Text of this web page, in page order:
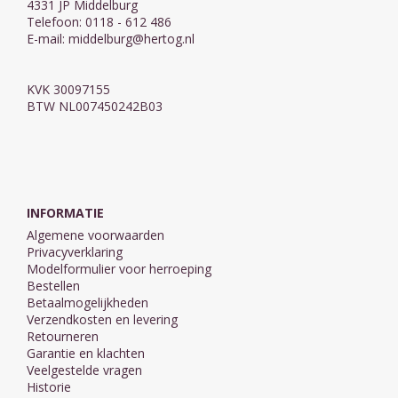
4331 JP Middelburg
Telefoon: 0118 - 612 486
E-mail: middelburg@hertog.nl
KVK 30097155
BTW NL007450242B03
INFORMATIE
Algemene voorwaarden
Privacyverklaring
Modelformulier voor herroeping
Bestellen
Betaalmogelijkheden
Verzendkosten en levering
Retourneren
Garantie en klachten
Veelgestelde vragen
Historie